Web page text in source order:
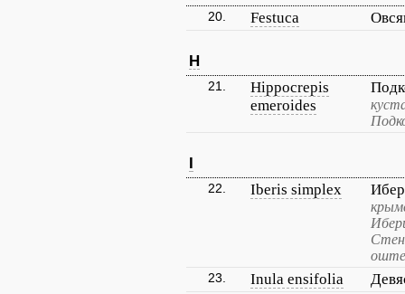
20. Festuca
H
21.
Hippocrepis
emeroides
I
22. Iberis simplex
23. Inula ensifolia